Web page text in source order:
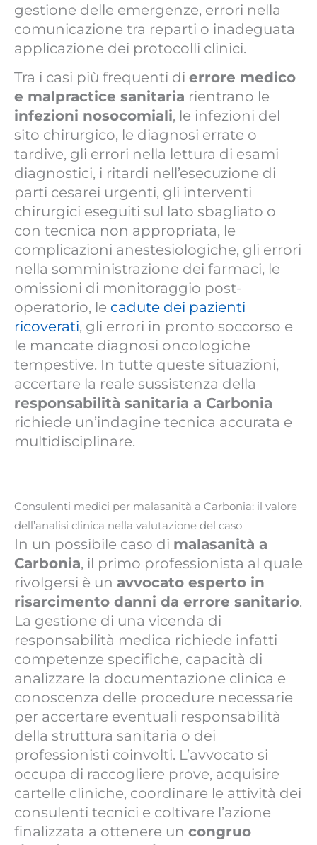
gestione delle emergenze, errori nella
comunicazione tra reparti o inadeguata
applicazione dei protocolli clinici.
Tra i casi più frequenti di errore medico
e malpractice sanitaria rientrano le
infezioni nosocomiali, le infezioni del
sito chirurgico, le diagnosi errate o
tardive, gli errori nella lettura di esami
diagnostici, i ritardi nell’esecuzione di
parti cesarei urgenti, gli interventi
chirurgici eseguiti sul lato sbagliato o
con tecnica non appropriata, le
complicazioni anestesiologiche, gli errori
nella somministrazione dei farmaci, le
omissioni di monitoraggio post-
operatorio, le cadute dei pazienti
ricoverati, gli errori in pronto soccorso e
le mancate diagnosi oncologiche
tempestive. In tutte queste situazioni,
accertare la reale sussistenza della
responsabilità sanitaria a Carbonia
richiede un’indagine tecnica accurata e
multidisciplinare.
Consulenti medici per malasanità a Carbonia: il valore
dell’analisi clinica nella valutazione del caso
In un possibile caso di malasanità a
Carbonia, il primo professionista al quale
rivolgersi è un avvocato esperto in
risarcimento danni da errore sanitario.
La gestione di una vicenda di
responsabilità medica richiede infatti
competenze specifiche, capacità di
analizzare la documentazione clinica e
conoscenza delle procedure necessarie
per accertare eventuali responsabilità
della struttura sanitaria o dei
professionisti coinvolti. L’avvocato si
occupa di raccogliere prove, acquisire
cartelle cliniche, coordinare le attività dei
consulenti tecnici e coltivare l’azione
finalizzata a ottenere un congruo